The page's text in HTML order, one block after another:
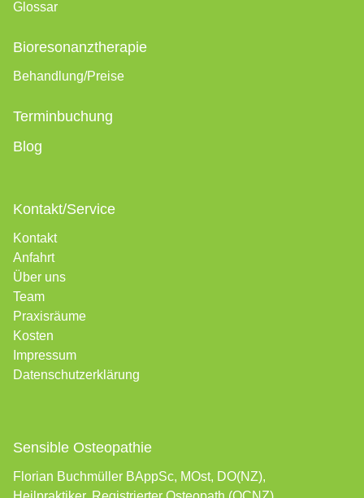
Glossar
Bioresonanztherapie
Behandlung/Preise
Terminbuchung
Blog
Kontakt/Service
Kontakt
Anfahrt
Über uns
Team
Praxisräume
Kosten
Impressum
Datenschutzerklärung
Sensible Osteopathie
Florian Buchmüller BAppSc, MOst, DO(NZ),